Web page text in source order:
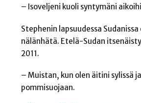
– Isoveljeni kuoli syntymäni
Stephenin lapsuudessa
nälänhätä. Etelä-Sudan
2011.
– Muistan, kun olen äitini sylissä
pommisuojaan.